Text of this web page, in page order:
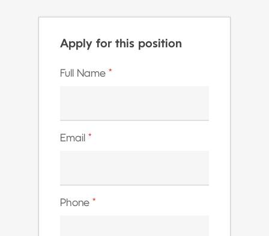
Apply for this position
Full Name *
Email *
Phone *